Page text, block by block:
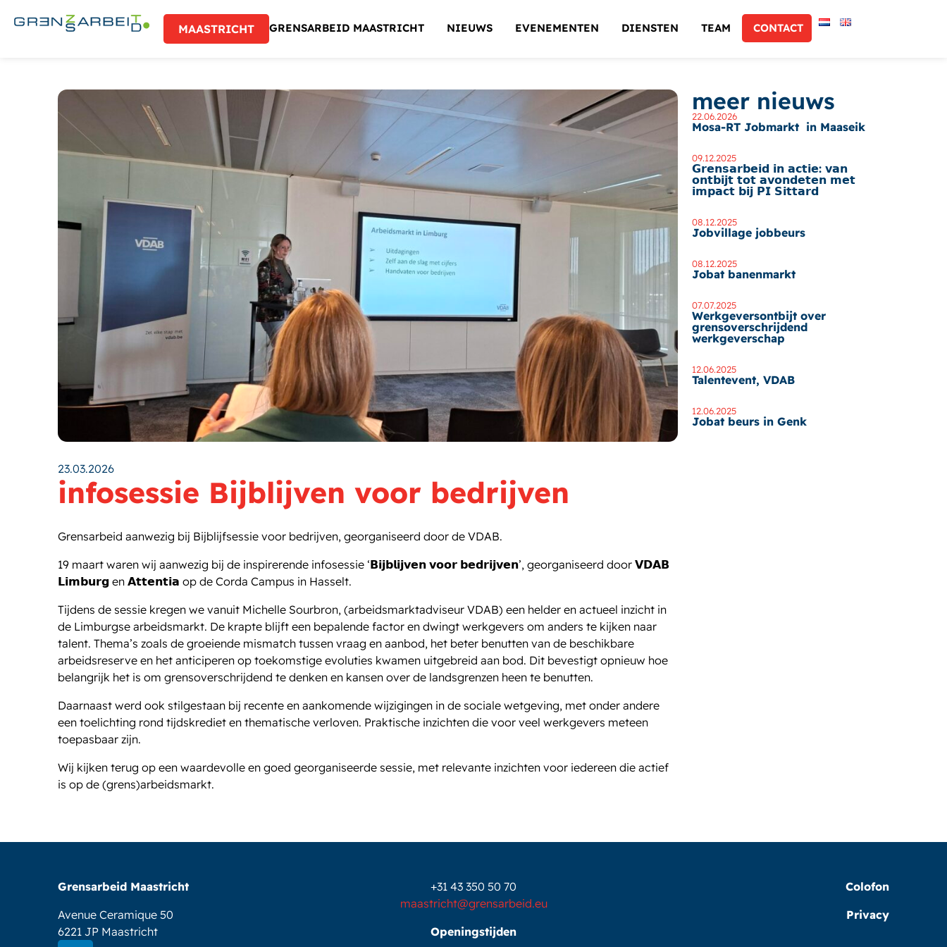
MAASTRICHT GRENSARBEID MAASTRICHT NIEUWS EVENEMENTEN DIENSTEN TEAM CONTACT
23.03.2026
infosessie Bijblijven voor bedrijven
Grensarbeid aanwezig bij Bijblijfsessie voor bedrijven, georganiseerd door de VDAB.
19 maart waren wij aanwezig bij de inspirerende infosessie ‘𝗕𝗶𝗷𝗯𝗹𝗶𝗷𝘃𝗲𝗻 𝘃𝗼𝗼𝗿 𝗯𝗲𝗱𝗿𝗶𝗷𝘃𝗲𝗻’, georganiseerd door 𝗩𝗗𝗔𝗕
𝗟𝗶𝗺𝗯𝘂𝗿𝗴 en 𝗔𝘁𝘁𝗲𝗻𝘁𝗶𝗮 op de Corda Campus in Hasselt.
Tijdens de sessie kregen we vanuit Michelle Sourbron, (arbeidsmarktadviseur VDAB) een helder en actueel inzicht in
de Limburgse arbeidsmarkt. De krapte blijft een bepalende factor en dwingt werkgevers om anders te kijken naar
talent. Thema’s zoals de groeiende mismatch tussen vraag en aanbod, het beter benutten van de beschikbare
arbeidsreserve en het anticiperen op toekomstige evoluties kwamen uitgebreid aan bod. Dit bevestigt opnieuw hoe
belangrijk het is om grensoverschrijdend te denken en kansen over de landsgrenzen heen te benutten.
Daarnaast werd ook stilgestaan bij recente en aankomende wijzigingen in de sociale wetgeving, met onder andere
een toelichting rond tijdskrediet en thematische verloven. Praktische inzichten die voor veel werkgevers meteen
toepasbaar zijn.
Wij kijken terug op een waardevolle en goed georganiseerde sessie, met relevante inzichten voor iedereen die actief
is op de (grens)arbeidsmarkt.
meer nieuws
22.06.2026
Mosa-RT Jobmarkt in Maaseik
09.12.2025
𝗚𝗿𝗲𝗻𝘀𝗮𝗿𝗯𝗲𝗶𝗱 𝗶𝗻 𝗮𝗰𝘁𝗶𝗲: 𝘃𝗮𝗻
𝗼𝗻𝘁𝗯𝗶𝗷𝘁 𝘁𝗼𝘁 𝗮𝘃𝗼𝗻𝗱𝗲𝘁𝗲𝗻 𝗺𝗲𝘁
𝗶𝗺𝗽𝗮𝗰𝘁 𝗯𝗶𝗷 𝗣𝗜 𝗦𝗶𝘁𝘁𝗮𝗿𝗱
08.12.2025
Jobvillage jobbeurs
08.12.2025
Jobat banenmarkt
07.07.2025
Werkgeversontbijt over
grensoverschrijdend
werkgeverschap
12.06.2025
Talentevent, VDAB
12.06.2025
Jobat beurs in Genk
Grensarbeid Maastricht
Avenue Ceramique 50
6221 JP Maastricht
+31 43 350 50 70
maastricht@grensarbeid.eu
Openingstijden
Colofon
Privacy